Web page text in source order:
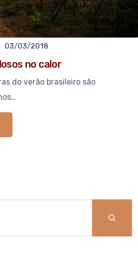
03/03/2018
no calor
do verão brasileiro são